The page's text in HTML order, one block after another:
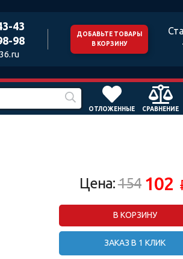
43
98
ДОБАВЬТЕ ТОВАРЫ
В КОРЗИНУ
ОТЛОЖЕННЫЕ СРАВНЕНИЕ
Цена:154 102
В КОРЗИНУ
ЗАКАЗ В 1 КЛИК